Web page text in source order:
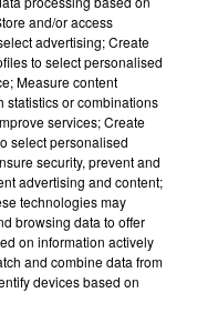
dans le
and/or access
advertising; Create
to select personalised
Measure content
statistics or combinations
services; Create
select personalised
security, prevent and
advertising and content;
technologies may
browsing data to offer
on information actively
and combine data from
devices based on